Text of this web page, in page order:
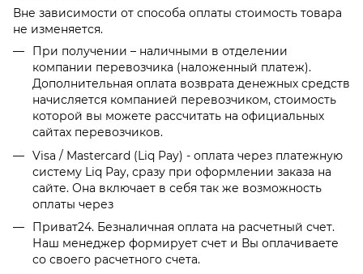
Вне зависимости от способа оплаты стоимость товара
не изменяется.
При получении – наличными в отделении
компании перевозчика (наложенный платеж).
Дополнительная оплата возврата денежных средств
начисляется компанией перевозчиком, стоимость
которой вы можете рассчитать на официальных
сайтах перевозчиков.
Visa / Mastercard (Liq Pay) - оплата через платежную
систему Liq Pay, сразу при оформлении заказа на
сайте. Она включает в себя так же возможность
оплаты через
Приват24. Безналичная оплата на расчетный счет.
Наш менеджер формирует счет и Вы оплачиваете
со своего расчетного счета.